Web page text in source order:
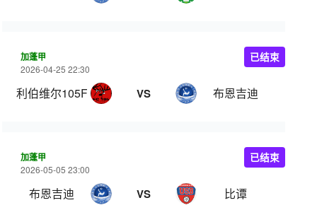
加蓬甲
2026-04-25 22:30
利伯维尔105FC VS 布恩吉迪
已结束
加蓬甲
2026-05-05 23:00
布恩吉迪 VS 比谭
已结束